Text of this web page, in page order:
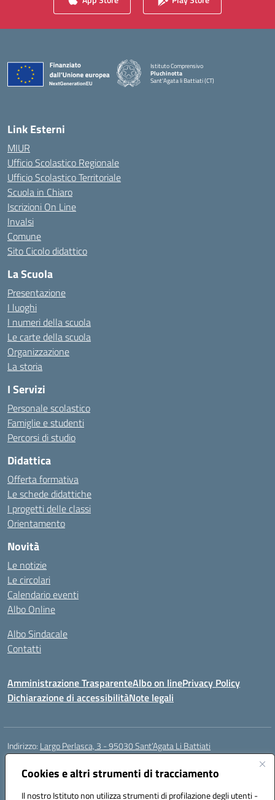
Cookies e altri strumenti di tracciamento
Il nostro Istituto non utilizza strumenti di profilazione degli utenti -
Istituto Comprensivo
Pluchinotta
Sant'Agata li Battiati (CT)
— Visita la pagina iniziale della scuola
Link Esterni
MIUR
Ufficio Scolastico Regionale
Ufficio Scolastico Territoriale
Scuola in Chiaro
Iscrizioni On Line
Invalsi
Comune
Sito Cicolo didattico
La Scuola
Presentazione
I luoghi
I numeri della scuola
Le carte della scuola
Organizzazione
La storia
I Servizi
Personale scolastico
Famiglie e studenti
Percorsi di studio
Didattica
Offerta formativa
Le schede didattiche
I progetti delle classi
Orientamento
Novità
Le notizie
Le circolari
Calendario eventi
Albo Online
Albo Sindacale
Contatti
Amministrazione TrasparenteAlbo on linePrivacy Policy
Dichiarazione di accessibilitàNote legali
Indirizzo: Largo Perlasca, 3 - 95030 Sant’Agata Li Battiati
Centralino:
ctic8bl002@istruzione.it
Posta elettronica certificata (PEC):ctic8bl002@pec.istruzione.it
Codice fiscale: 93253680875